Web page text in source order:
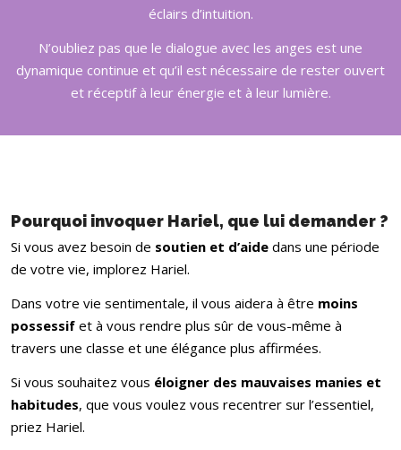
éclairs d’intuition.
N’oubliez pas que le dialogue avec les anges est une
dynamique continue et qu’il est nécessaire de rester ouvert
et réceptif à leur énergie et à leur lumière.
Pourquoi invoquer Hariel, que lui demander ?
Si vous avez besoin de soutien et d’aide dans une période
de votre vie, implorez Hariel.
Dans votre vie sentimentale, il vous aidera à être moins
possessif et à vous rendre plus sûr de vous-même à
travers une classe et une élégance plus affirmées.
Si vous souhaitez vous éloigner des mauvaises manies et
habitudes, que vous voulez vous recentrer sur l’essentiel,
priez Hariel.